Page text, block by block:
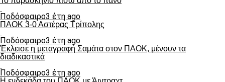
Ποδόσφαιρο3 έτη ago
ΠΑΟΚ 3-0 Αστέρας Τρίπολης
Ποδόσφαιρο3 έτη ago
Έκλεισε η μεταγραφή Σαμάτα στον ΠΑΟΚ, μένουν τα
διαδικαστικά
Ποδόσφαιρο3 έτη ago